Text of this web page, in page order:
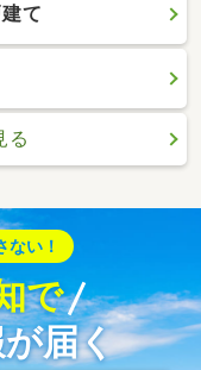
て
る
ない！
で
届く